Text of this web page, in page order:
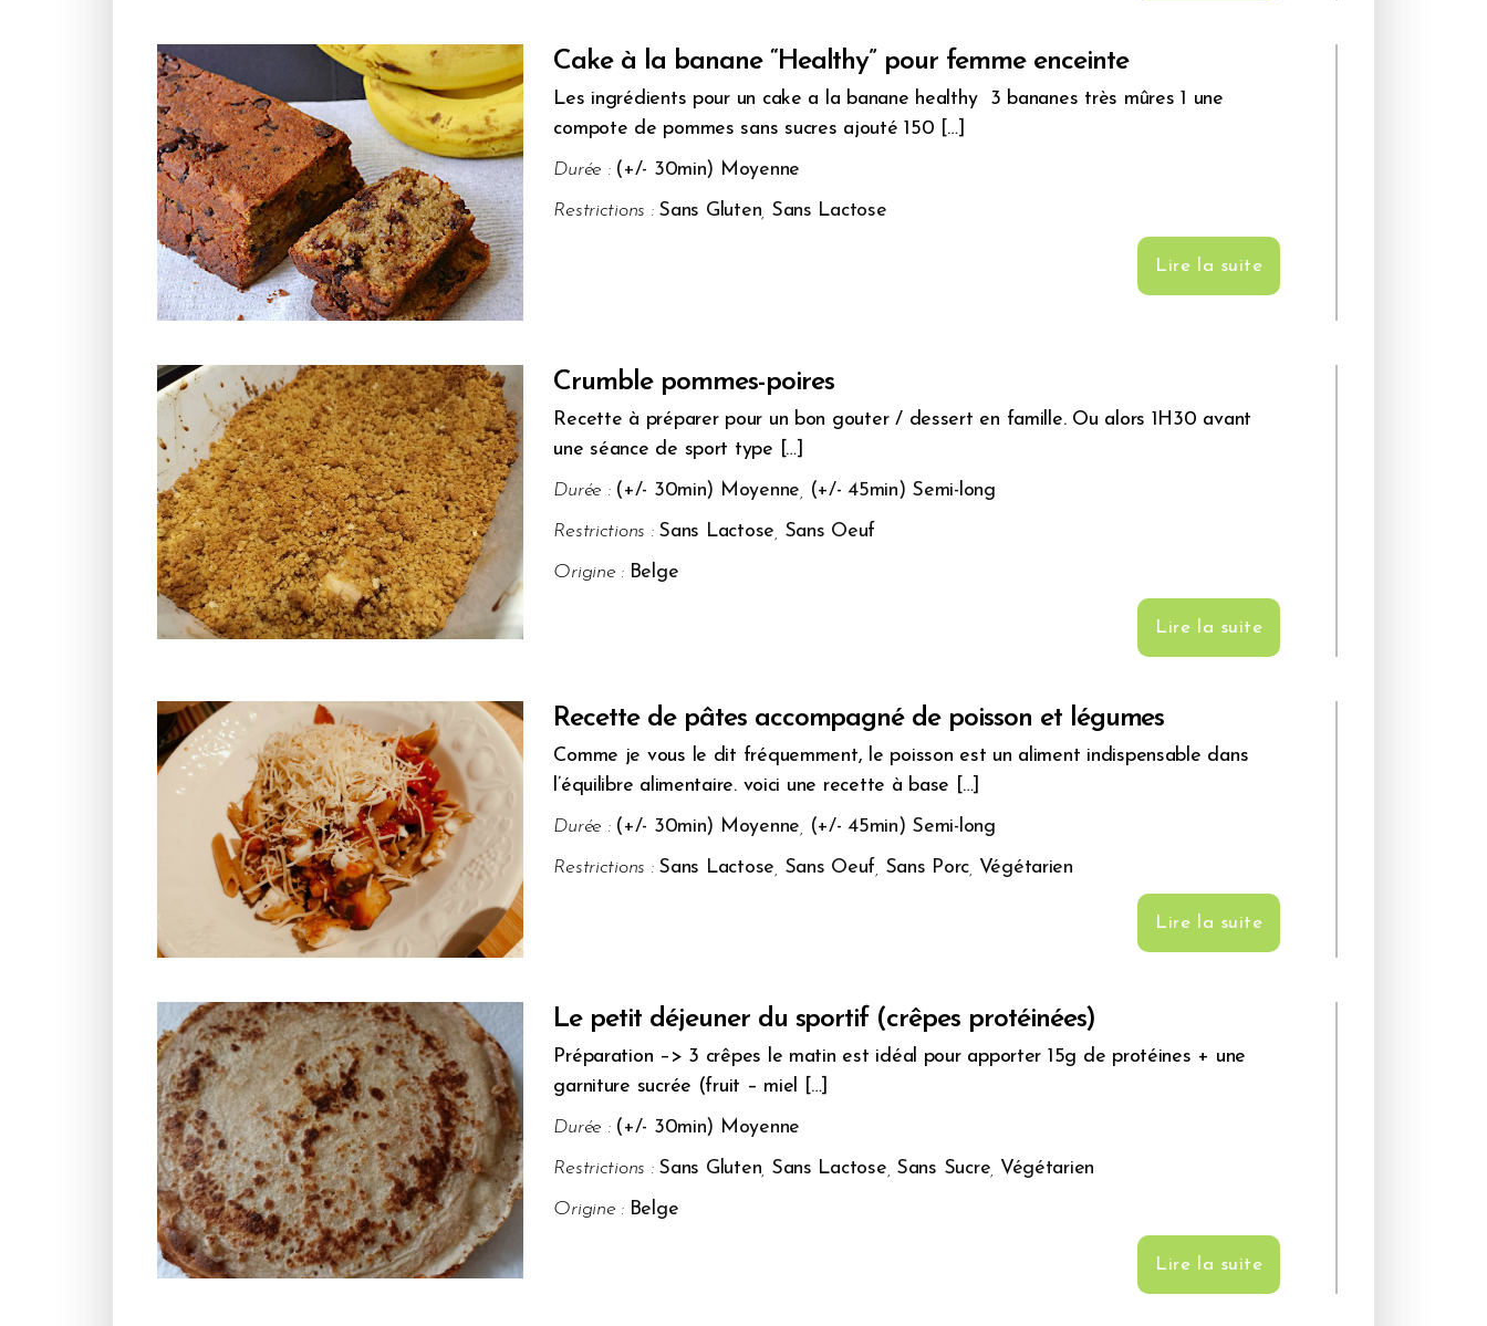
Cake à la banane “Healthy” pour femme enceinte
Les ingrédients pour un cake a la banane healthy 3 bananes très mûres 1 une
compote de pommes sans sucres ajouté 150 […]
Durée : (+/- 30min) Moyenne
Restrictions : Sans Gluten Sans Lactose
Lire la suite
Crumble pommes-poires
Recette à préparer pour un bon gouter / dessert en famille. Ou alors 1H30 avant
une séance de sport type […]
Durée : (+/- 30min) Moyenne
(+/- 45min) Semi-long
Restrictions : Sans Lactose Sans Oeuf
Origine : Belge
Lire la suite
Recette de pâtes accompagné de poisson et légumes
Comme je vous le dit fréquemment, le poisson est un aliment indispensable dans
l’équilibre alimentaire. voici une recette à base […]
Durée : (+/- 30min) Moyenne
(+/- 45min) Semi-long
Restrictions : Sans Lactose Sans Oeuf Sans Porc Végétarien
Lire la suite
Le petit déjeuner du sportif (crêpes protéinées)
Préparation –> 3 crêpes le matin est idéal pour apporter 15g de protéines + une
garniture sucrée (fruit – miel […]
Durée : (+/- 30min) Moyenne
Restrictions : Sans Gluten Sans Lactose Sans Sucre Végétarien
Origine : Belge
Lire la suite